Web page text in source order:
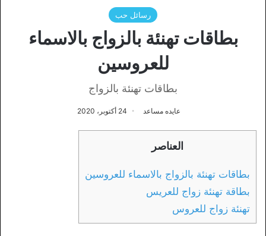
رسائل حب
بطاقات تهنئة بالزواج بالاسماء
للعروسين
بطاقات تهنئة بالزواج
عايده مساعد 24 أكتوبر، 2020
العناصر
بطاقات تهنئة بالزواج بالاسماء للعروسين
بطاقة تهنئة زواج للعريس
تهنئة زواج للعروس